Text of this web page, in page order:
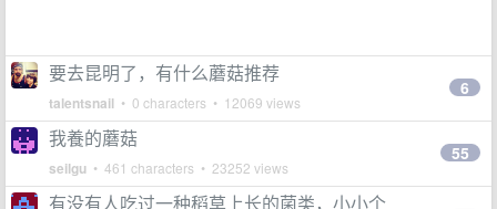
要去昆明了，有什么蘑菇推荐
talentsnail • 0 characters • 12069 views
6
我養的蘑菇
seilgu • 461 characters • 23252 views
55
有没有人吃过一种稻草上长的菌类，小小个